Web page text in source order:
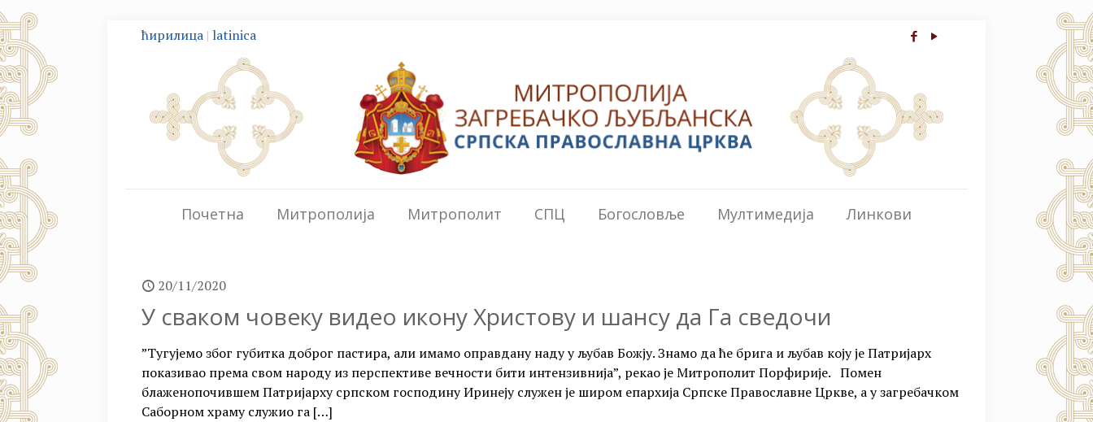
ћирилица | latinica
Почетна Митрополија Митрополит СПЦ Богословље Мултимедија Линкови
20/11/2020
У сваком човеку видео икону Христову и шансу да Га сведочи
”Тугујемо због губитка доброг пастира, али имамо оправдану наду у љубав Божју. Знамо да ће брига и љубав коју је Патријарх
показивао према свом народу из перспективе вечности бити интензивнија”, рекао је Митрополит Порфирије. Помен
блаженопочившем Патријарху српском господину Иринеју служен је широм епархија Српске Православне Цркве, а у загребачком
Саборном храму служио га […]